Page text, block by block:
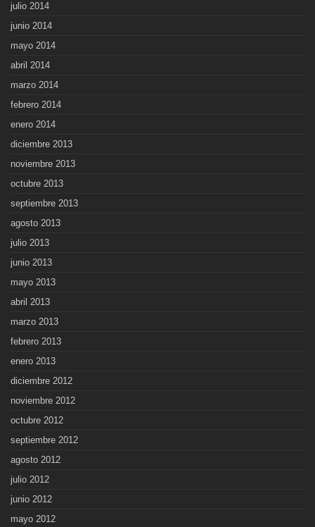
julio 2014
junio 2014
mayo 2014
abril 2014
marzo 2014
febrero 2014
enero 2014
diciembre 2013
noviembre 2013
octubre 2013
septiembre 2013
agosto 2013
julio 2013
junio 2013
mayo 2013
abril 2013
marzo 2013
febrero 2013
enero 2013
diciembre 2012
noviembre 2012
octubre 2012
septiembre 2012
agosto 2012
julio 2012
junio 2012
mayo 2012